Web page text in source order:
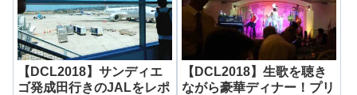
してみました🏃‍♀️💕エンセナダの
街中は...
ンルーカスです🇲🇽✨出港地サン
ディエゴは...
【DCL2018】サンディエ
ゴ発成田行きのJALをレポ
【DCL2018】生歌を聴き
ながら豪華ディナー！プリ